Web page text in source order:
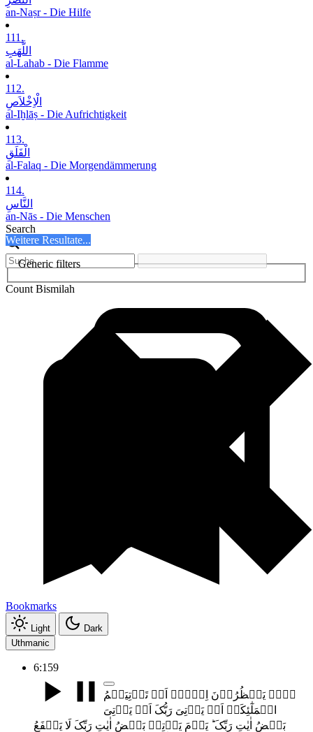
an-Naṣr - Die Hilfe
111.
اللَّھَبِ
al-Lahab - Die Flamme
112.
الْاِخْلاَصِ
al-Iḫlāṣ - Die Aufrichtigkeit
113.
الْفَلَقِ
al-Falaq - Die Morgendämmerung
114.
النَّاسِ
an-Nās - Die Menschen
Search
Weitere Resultate...
Generic filters
Count Bismilah
Bookmarks
Light
Dark
Uthmanic
6:159
ہَلۡ یَنۡظُرُوۡنَ اِلَّاۤ اَنۡ تَاۡتِیَہُمُ
الۡمَلٰٓئِکَۃُ اَوۡ یَاۡتِیَ رَبُّکَ اَوۡ یَاۡتِیَ
بَعۡضُ اٰیٰتِ رَبِّکَ ؕ یَوۡمَ یَاۡتِیۡ بَعۡضُ اٰیٰتِ رَبِّکَ لَا یَنۡفَعُ